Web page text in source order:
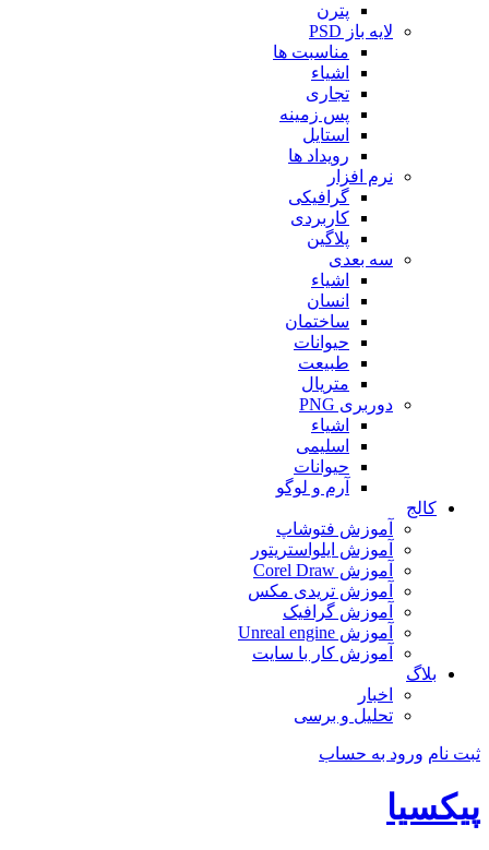
پترن
لایه باز PSD
مناسبت ها
اشیاء
تجاری
پس زمینه
استایل
رویداد ها
نرم افزار
گرافیکی
کاربردی
پلاگین
سه بعدی
اشیاء
انسان
ساختمان
حیوانات
طبیعت
متریال
دوربری PNG
اشیاء
اسلیمی
حیوانات
آرم و لوگو
کالج
آموزش فتوشاپ
آموزش ایلواستریتور
آموزش Corel Draw
آموزش تریدی مکس
آموزش گرافیک
آموزش Unreal engine
آموزش کار با سایت
بلاگ
اخبار
تحلیل و برسی
ثبت نام ورود به حساب
پیکسیا